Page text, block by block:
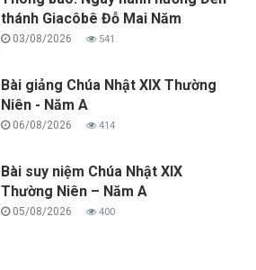
thánh Giacôbê Đỗ Mai Năm
03/08/2026 541
Bài giảng Chúa Nhật XIX Thường
Niên - Năm A
06/08/2026 414
Bài suy niệm Chúa Nhật XIX
Thường Niên – Năm A
05/08/2026 400